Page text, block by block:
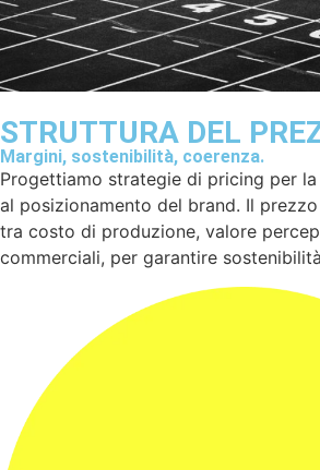
STRUTTURA DEL
Margini, sostenibilità, coerenza.
Progettiamo strategie di pricing per
al posizionamento del brand. Il prezzo
tra costo di produzione, valore
commerciali, per garantire